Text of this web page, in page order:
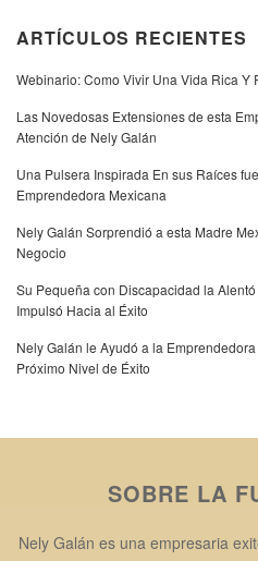
ARTÍCULOS RECIENTES
Webinario: Como Vivir Una Vida Rica Y
Las Novedosas Extensiones de esta
Atención de Nely Galán
Una Pulsera Inspirada En sus Raíces
Emprendedora Mexicana
Nely Galán Sorprendió a esta Madre
Negocio
Su Pequeña con Discapacidad la
Impulsó Hacia al Éxito
Nely Galán le Ayudó a la
Próximo Nivel de Éxito
SOBRE LA
Nely Galán es una empresaria